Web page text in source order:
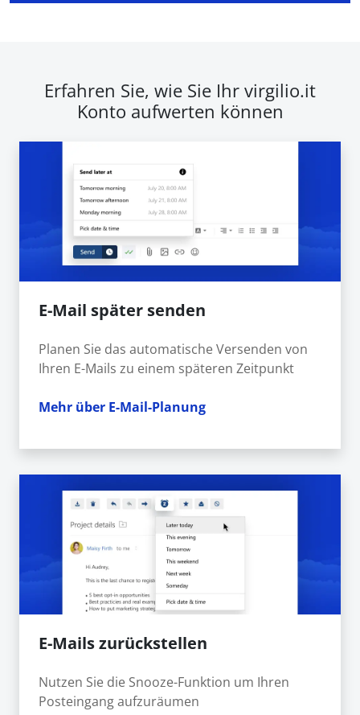
Erfahren Sie, wie Sie Ihr virgilio.it
Konto aufwerten können
E-Mail später senden
Planen Sie das automatische Versenden von
Ihren E-Mails zu einem späteren Zeitpunkt
Mehr über E-Mail-Planung
E-Mails zurückstellen
Nutzen Sie die Snooze-Funktion um Ihren
Posteingang aufzuräumen